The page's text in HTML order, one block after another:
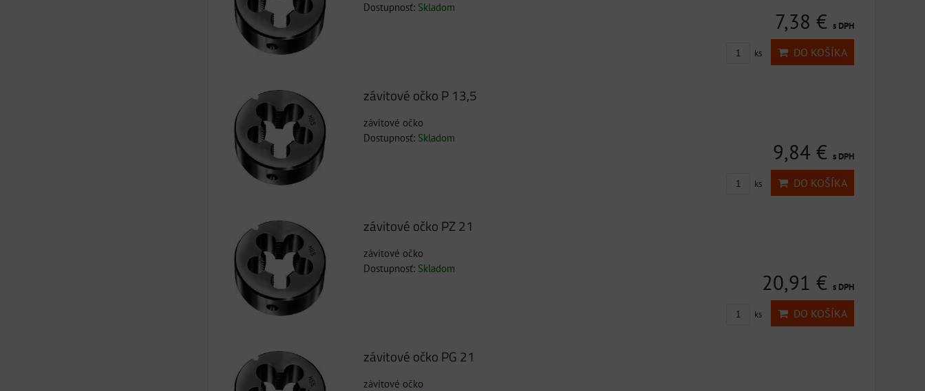
Dostupnosť: Skladom
7,38 € s DPH
ks DO KOŠÍKA
závitové očko P 13,5
závitové očko
Dostupnosť: Skladom
9,84 € s DPH
ks DO KOŠÍKA
závitové očko PZ 21
závitové očko
Dostupnosť: Skladom
20,91 € s DPH
ks DO KOŠÍKA
závitové očko PG 21
závitové očko